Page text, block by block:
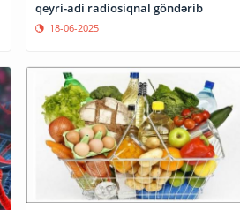
qeyri-adi radiosiqnal göndərib
18-06-2025